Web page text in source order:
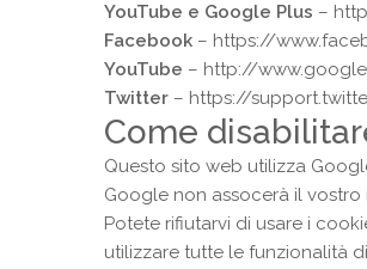
YouTube e Google Plus –
Facebook – https://
YouTube – http://
Twitter – https://
Come
Questo sito web utilizza
Google non assocerà il
Potete rifiutarvi di usare i
utilizzare tutte le funzionalità